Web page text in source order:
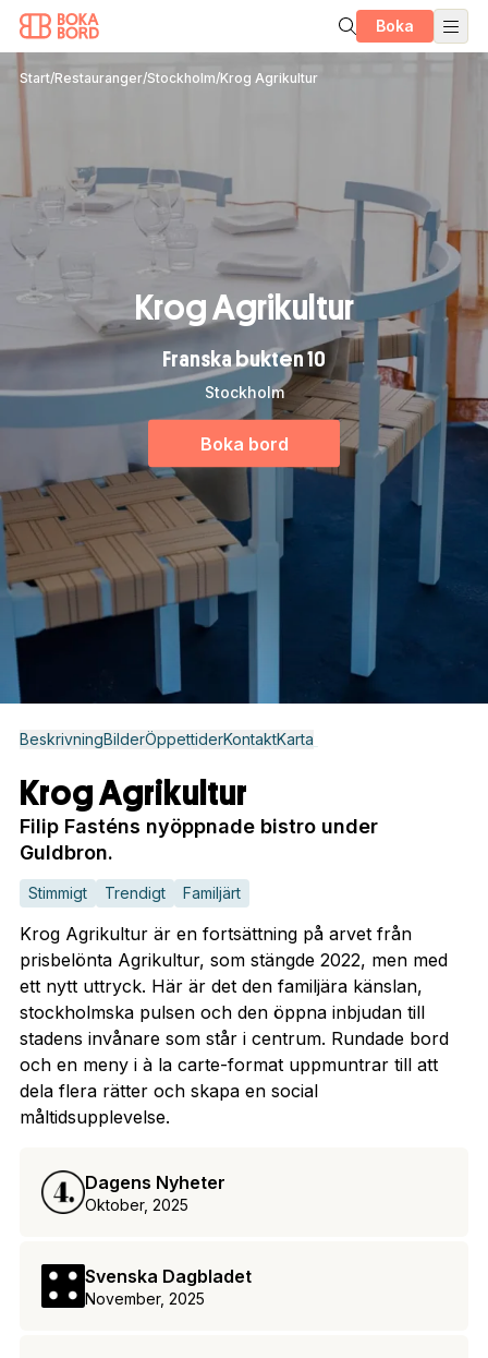
Boka
Start/Restauranger/Stockholm/Krog Agrikultur
Krog Agrikultur
Franska bukten 10
Stockholm
Boka bord
BeskrivningBilderÖppettiderKontaktKarta
Krog Agrikultur
Filip Fasténs nyöppnade bistro under
Guldbron.
Stimmigt Trendigt Familjärt
Krog Agrikultur är en fortsättning på arvet från
prisbelönta Agrikultur, som stängde 2022, men med
ett nytt uttryck. Här är det den familjära känslan,
stockholmska pulsen och den öppna inbjudan till
stadens invånare som står i centrum. Rundade bord
och en meny i à la carte-format uppmuntrar till att
dela flera rätter och skapa en social
måltidsupplevelse.
Dagens Nyheter
Oktober, 2025
Svenska Dagbladet
November, 2025